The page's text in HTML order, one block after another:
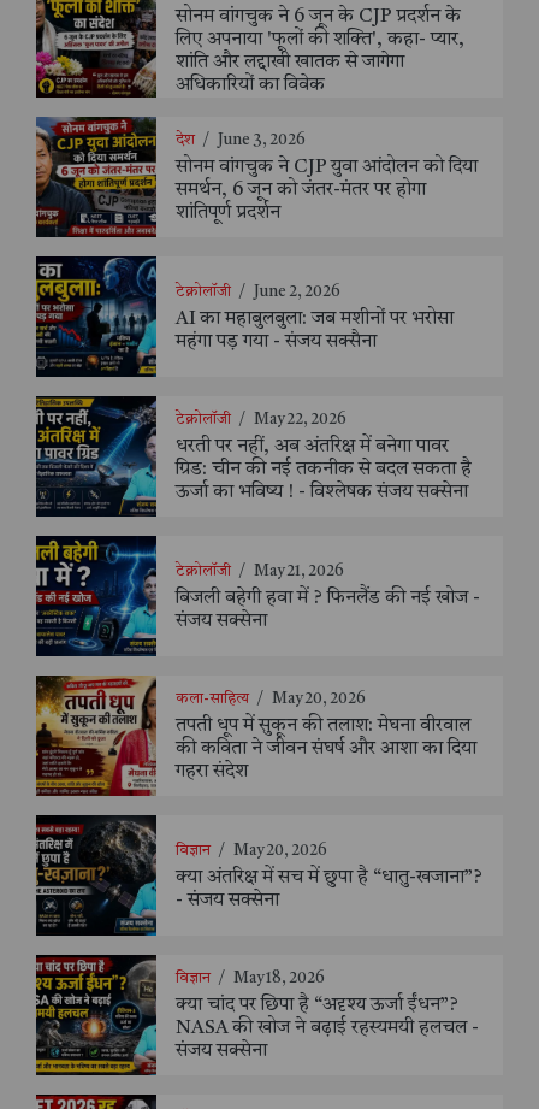
सोनम वांगचुक ने 6 जून के CJP प्रदर्शन के
लिए अपनाया 'फूलों की शक्ति', कहा- प्यार,
शांति और लद्दाखी खातक से जागेगा
अधिकारियों का विवेक
देश / June 3, 2026
सोनम वांगचुक ने CJP युवा आंदोलन को दिया
समर्थन, 6 जून को जंतर-मंतर पर होगा
शांतिपूर्ण प्रदर्शन
टेक्नोलॉजी / June 2, 2026
AI का महाबुलबुला: जब मशीनों पर भरोसा
महंगा पड़ गया - संजय सक्सैना
टेक्नोलॉजी / May 22, 2026
धरती पर नहीं, अब अंतरिक्ष में बनेगा पावर
ग्रिड: चीन की नई तकनीक से बदल सकता है
ऊर्जा का भविष्य ! - विश्लेषक संजय सक्सेना
टेक्नोलॉजी / May 21, 2026
बिजली बहेगी हवा में ? फिनलैंड की नई खोज -
संजय सक्सेना
कला-साहित्य / May 20, 2026
तपती धूप में सुकून की तलाश: मेघना वीरवाल
की कविता ने जीवन संघर्ष और आशा का दिया
गहरा संदेश
विज्ञान / May 20, 2026
क्या अंतरिक्ष में सच में छुपा है “धातु-खजाना”?
- संजय सक्सेना
विज्ञान / May 18, 2026
क्या चांद पर छिपा है “अदृश्य ऊर्जा ईंधन”?
NASA की खोज ने बढ़ाई रहस्यमयी हलचल -
संजय सक्सेना